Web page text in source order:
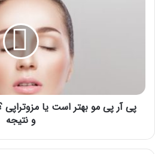
؟
و
پی آر پی مو بهتر است یا
و نتیجه